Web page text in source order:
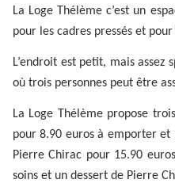
La Loge Thélème c’est un
pour les cadres pressés et
L’endroit est petit, mais
où trois personnes peut être
La Loge Thélème propose
pour 8.90 euros à emporter
Pierre Chirac pour 15.90
soins et un dessert de Pierre